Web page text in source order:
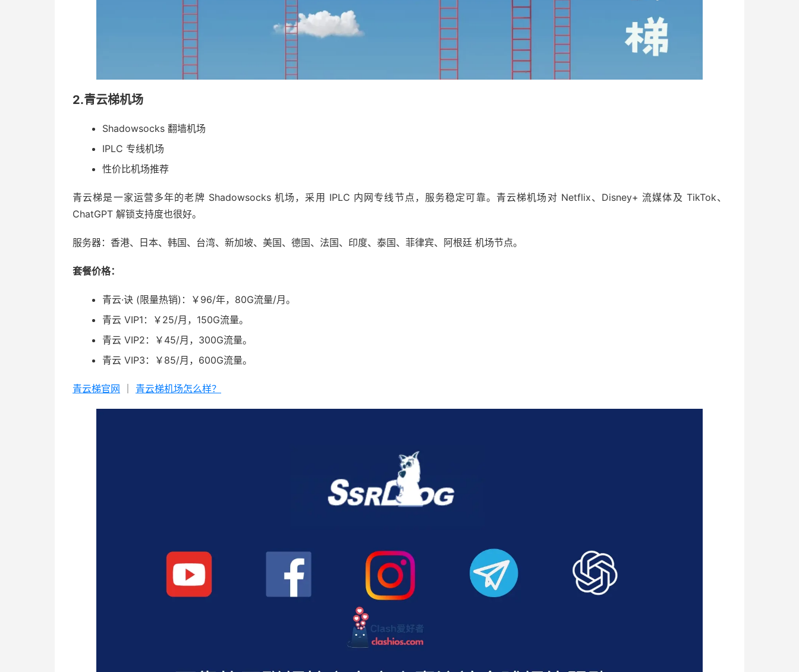
2.青云梯机场
Shadowsocks 翻墙机场
IPLC 专线机场
性价比机场推荐
青云梯是一家运营多年的老牌 Shadowsocks 机场，采用 IPLC 内网专线节点，服务稳定可靠。青云梯机场对 Netflix、Disney+ 流媒体及 TikTok、
ChatGPT 解锁支持度也很好。
服务器：香港、日本、韩国、台湾、新加坡、美国、德国、法国、印度、泰国、菲律宾、阿根廷 机场节点。
套餐价格：
青云·诀 (限量热销)：￥96/年，80G流量/月。
青云 VIP1：￥25/月，150G流量。
青云 VIP2：￥45/月，300G流量。
青云 VIP3：￥85/月，600G流量。
青云梯官网 青云梯机场怎么样？